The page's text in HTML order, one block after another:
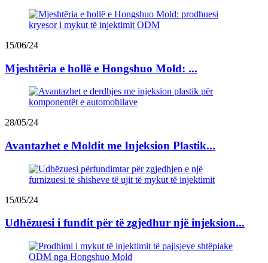
15/06/24
Mjeshtëria e hollë e Hongshuo Mold: ...
28/05/24
Avantazhet e Moldit me Injeksion Plastik...
15/05/24
Udhëzuesi i fundit për të zgjedhur një injeksion...